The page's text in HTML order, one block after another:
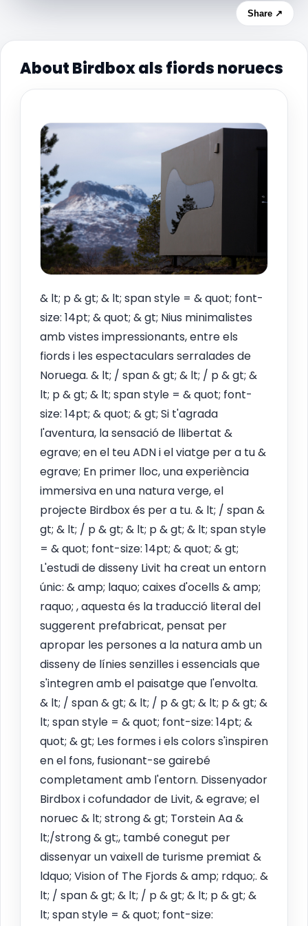
Share ↗
About Birdbox als fiords noruecs
& lt; p & gt; & lt; span style = & quot; font-
size: 14pt; & quot; & gt; Nius minimalistes
amb vistes impressionants, entre els
fiords i les espectaculars serralades de
Noruega. & lt; / span & gt; & lt; / p & gt; &
lt; p & gt; & lt; span style = & quot; font-
size: 14pt; & quot; & gt; Si t'agrada
l'aventura, la sensació de llibertat &
egrave; en el teu ADN i el viatge per a tu &
egrave; En primer lloc, una experiència
immersiva en una natura verge, el
projecte Birdbox és per a tu. & lt; / span &
gt; & lt; / p & gt; & lt; p & gt; & lt; span style
= & quot; font-size: 14pt; & quot; & gt;
L'estudi de disseny Livit ha creat un entorn
únic: & amp; laquo; caixes d'ocells & amp;
raquo; , aquesta és la traducció literal del
suggerent prefabricat, pensat per
apropar les persones a la natura amb un
disseny de línies senzilles i essencials que
s'integren amb el paisatge que l'envolta.
& lt; / span & gt; & lt; / p & gt; & lt; p & gt; &
lt; span style = & quot; font-size: 14pt; &
quot; & gt; Les formes i els colors s'inspiren
en el fons, fusionant-se gairebé
completament amb l'entorn. Dissenyador
Birdbox i cofundador de Livit, & egrave; el
noruec & lt; strong & gt; Torstein Aa &
lt;/strong & gt;, també conegut per
dissenyar un vaixell de turisme premiat &
ldquo; Vision of The Fjords & amp; rdquo;. &
lt; / span & gt; & lt; / p & gt; & lt; p & gt; &
lt; span style = & quot; font-size: